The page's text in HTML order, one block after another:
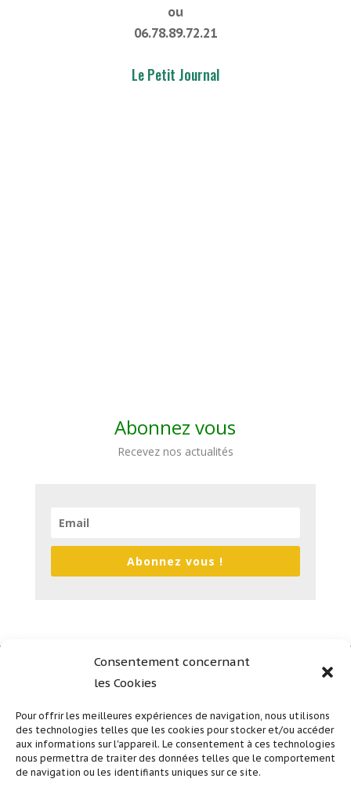
Consentement concernant
les Cookies
Pour offrir les meilleures expériences de navigation, nous utilisons
des technologies telles que les cookies pour stocker et/ou accéder
aux informations sur l'appareil. Le consentement à ces technologies
nous permettra de traiter des données telles que le comportement
de navigation ou les identifiants uniques sur ce site.
ou
06.78.89.72.21
Le Petit Journal
Abonnez vous
Recevez nos actualités
Abonnez vous !
Plan du site
Mentions légales
Politique de confidentialité